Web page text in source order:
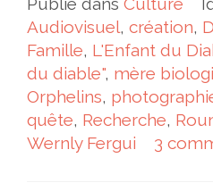
Audiovisuel, création,
Famille, L'Enfant du
du diable", mère
Orphelins,
quête, Recherche,
Wernly Fergui
3